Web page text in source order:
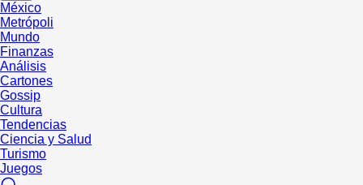
México
Metrópoli
Mundo
Finanzas
Análisis
Cartones
Gossip
Cultura
Tendencias
Ciencia y Salud
Turismo
Juegos